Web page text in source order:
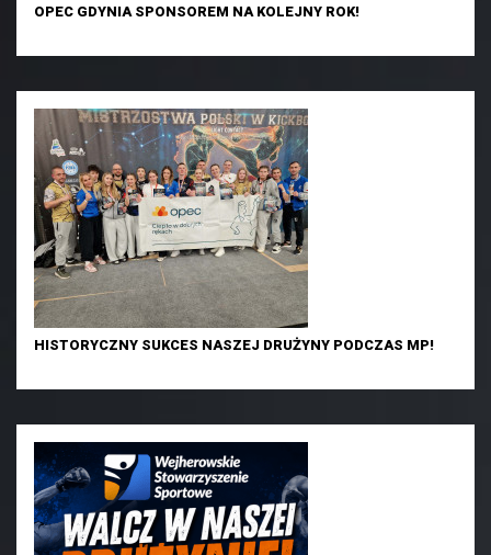
OPEC GDYNIA SPONSOREM NA KOLEJNY ROK!
HISTORYCZNY SUKCES NASZEJ DRUŻYNY PODCZAS MP!